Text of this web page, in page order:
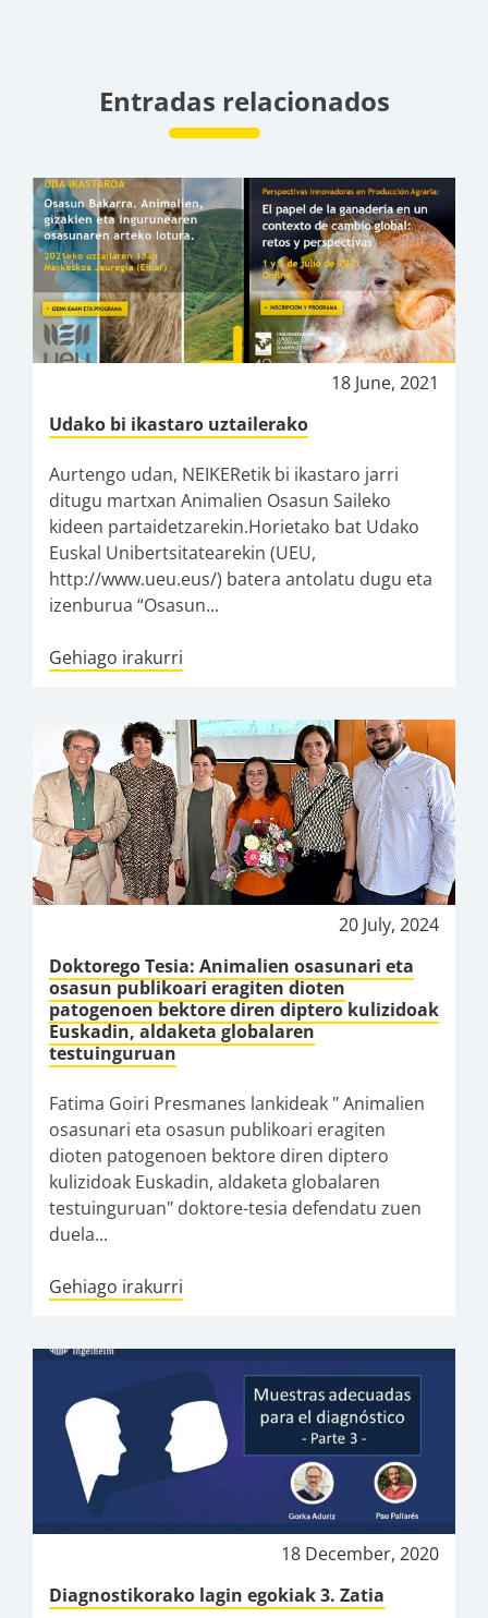
Entradas relacionados
18 June, 2021
Udako bi ikastaro uztailerako
Aurtengo udan, NEIKERetik bi ikastaro jarri
ditugu martxan Animalien Osasun Saileko
kideen partaidetzarekin.Horietako bat Udako
Euskal Unibertsitatearekin (UEU,
http://www.ueu.eus/) batera antolatu dugu eta
izenburua “Osasun...
Gehiago irakurri
20 July, 2024
Doktorego Tesia: Animalien osasunari eta
osasun publikoari eragiten dioten
patogenoen bektore diren diptero kulizidoak
Euskadin, aldaketa globalaren
testuinguruan
Fatima Goiri Presmanes lankideak " Animalien
osasunari eta osasun publikoari eragiten
dioten patogenoen bektore diren diptero
kulizidoak Euskadin, aldaketa globalaren
testuinguruan" doktore-tesia defendatu zuen
duela...
Gehiago irakurri
18 December, 2020
Diagnostikorako lagin egokiak 3. Zatia